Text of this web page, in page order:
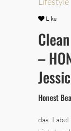
Like
–
Honest
das